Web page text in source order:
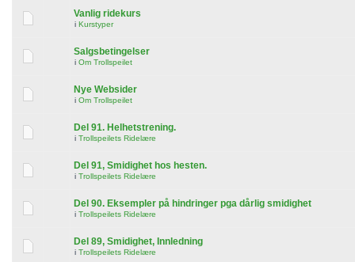
Vanlig ridekurs
i Kurstyper
Salgsbetingelser
i Om Trollspeilet
Nye Websider
i Om Trollspeilet
Del 91. Helhetstrening.
i Trollspeilets Ridelære
Del 91, Smidighet hos hesten.
i Trollspeilets Ridelære
Del 90. Eksempler på hindringer pga dårlig smidighet
i Trollspeilets Ridelære
Del 89, Smidighet, Innledning
i Trollspeilets Ridelære